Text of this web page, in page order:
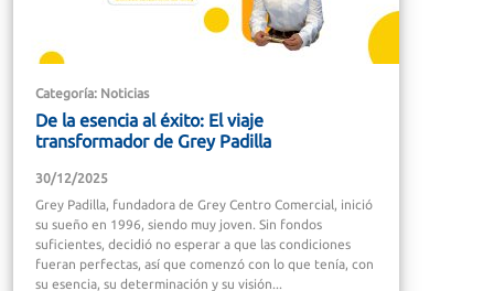
Categoría: Noticias
De la esencia al éxito: El viaje
transformador de Grey Padilla
30/12/2025
Grey Padilla, fundadora de Grey Centro Comercial, inició
su sueño en 1996, siendo muy joven. Sin fondos
suficientes, decidió no esperar a que las condiciones
fueran perfectas, así que comenzó con lo que tenía, con
su esencia, su determinación y su visión...